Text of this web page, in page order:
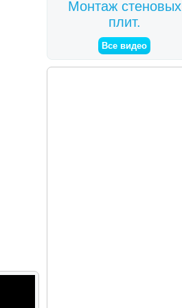
Монтаж стеновых
плит.
Все видео